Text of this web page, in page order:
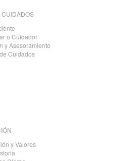
o Cuidador
y Asesoramiento
Cuidados
y Valores